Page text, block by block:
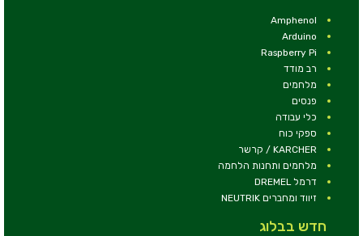
Amphenol
Arduino
Raspberry Pi
רב מודד
מלחמים
פנסים
כלי עבודה
ספקי כוח
KARCHER / קרשר
מלחמים ותחנות הלחמה
דרמל DREMEL
זיווד ומחברים NEUTRIK
חדש בבלוג